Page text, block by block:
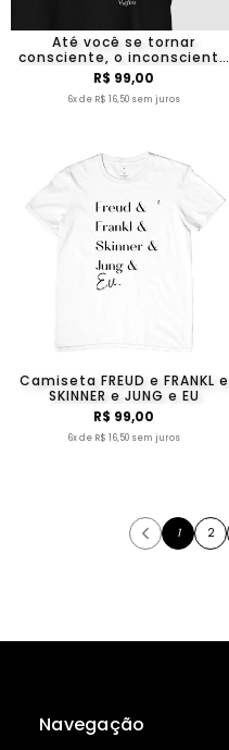
Até você se tornar
consciente, o inconsciente
irá dirigir sua vida e você vai
chamá-lo de destino.
R$ 99,00
6x de R$ 16,50 sem juros
Camiseta FREUD e FRANKL e
SKINNER e JUNG e EU
R$ 99,00
6x de R$ 16,50 sem juros
1 2
Navegação